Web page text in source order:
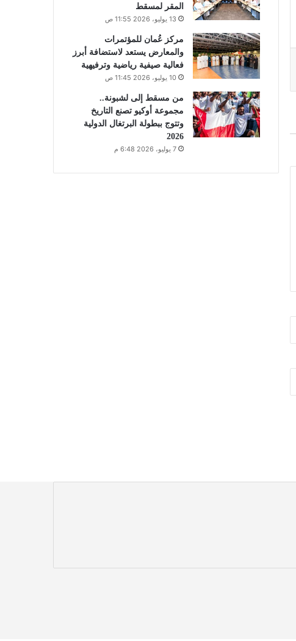
المقر لمسقط
13 يوليو، 2026 11:55 ص
مركز عُمان للمؤتمرات
والمعارض يستعد لاستضافة أبرز
فعالية صيفية رياضية وترفيهية
10 يوليو، 2026 11:45 ص
من مسقط إلى لشبونة..
مجموعة أوكيو تصنع التاريخ
وتتوج ببطولة البرتغال الدولية
2026
7 يوليو، 2026 6:48 م